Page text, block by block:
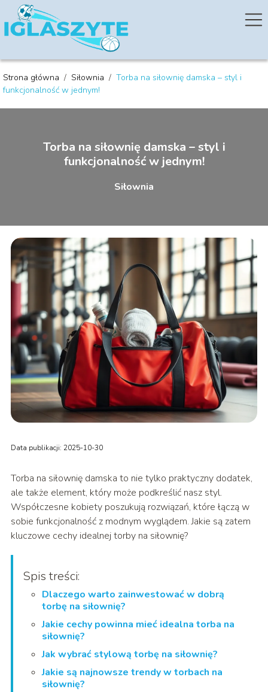
Strona główna / Siłownia / Torba na siłownię damska – styl i
funkcjonalność w jednym!
Torba na siłownię damska – styl i
funkcjonalność w jednym!
Siłownia
Data publikacji: 2025-10-30
Torba na siłownię damska to nie tylko praktyczny dodatek,
ale także element, który może podkreślić nasz styl.
Współczesne kobiety poszukują rozwiązań, które łączą w
sobie funkcjonalność z modnym wyglądem. Jakie są zatem
kluczowe cechy idealnej torby na siłownię?
Spis treści:
Dlaczego warto zainwestować w dobrą
torbę na siłownię?
Jakie cechy powinna mieć idealna torba na
siłownię?
Jak wybrać stylową torbę na siłownię?
Jakie są najnowsze trendy w torbach na
siłownię?